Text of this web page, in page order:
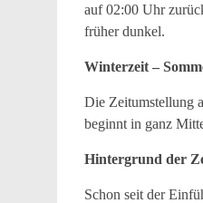
auf 02:00 Uhr
früher dunkel.
Winterzeit –
Die Zeitumstellung
beginnt in ganz
Hintergrund der
Schon seit der